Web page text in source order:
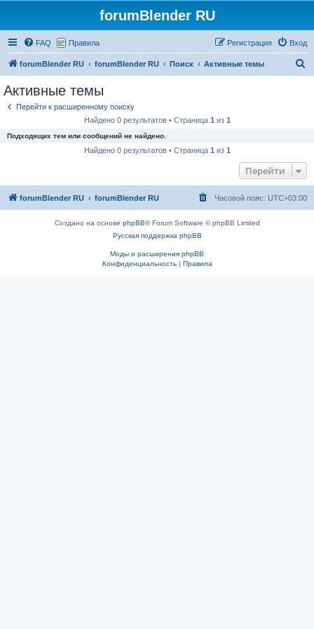
forumBlender RU
FAQ Правила Вход
Регистрация
forumBlender RU forumBlender RU Поиск Активные темы
Активные темы
Перейти к расширенному поиску
Найдено 0 результатов • Страница 1 из 1
Подходящих тем или сообщений не найдено.
Найдено 0 результатов • Страница 1 из 1
Перейти
forumBlender RU forumBlender RU Часовой пояс: UTC+03:00
Создано на основе phpBB® Forum Software © phpBB Limited
Русская поддержка phpBB
Моды и расширения phpBB
Конфиденциальность| Правила